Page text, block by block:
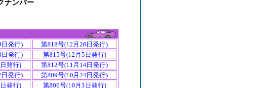
ナンバー
日発行)
第818号(12月26日発行)
日発行)
第815号(12月5日発行)
発行)
第812号(11月14日発行)
日発行)
第809号(10月24日発行)
発行)
第806号(10月3日発行)